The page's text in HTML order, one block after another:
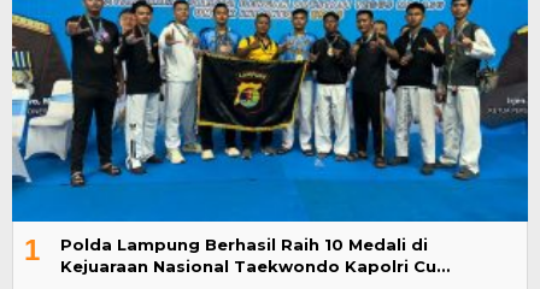
1
Polda Lampung Berhasil Raih 10 Medali di
Kejuaraan Nasional Taekwondo Kapolri Cu…